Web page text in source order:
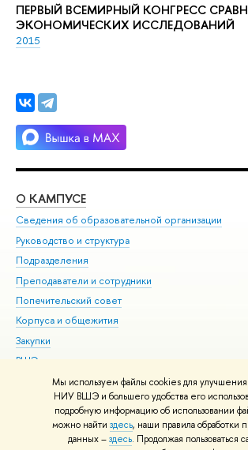
Мы используем файлы cookies для улучшения
НИУ ВШЭ и большего удобства его
подробную информацию об использовании
можно найти здесь, наши правила обработки
данных –здесь. Продолжая пользоваться
ПЕРВЫЙ ВСЕМИРНЫЙ КОНГРЕСС
ЭКОНОМИЧЕСКИХ ИССЛЕДОВАНИЙ
2015
О КАМПУСЕ
Сведения об образовательной организации
Руководство и структура
Подразделения
Преподаватели и сотрудники
Попечительский совет
Корпуса и общежития
Закупки
ВШЭ для студентов с ограниченными
здоровья и инвалидностью
Версия для слабовидящих
Единая платежная страница